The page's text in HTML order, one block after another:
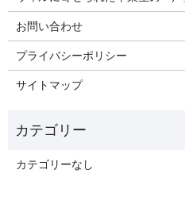
お問い合わせ
プライバシーポリシー
サイトマップ
カテゴリーなし